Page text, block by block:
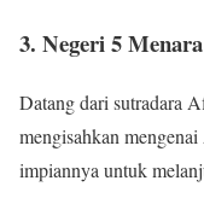
3. Negeri 5
Datang dari sutradara
mengisahkan
impiannya untuk